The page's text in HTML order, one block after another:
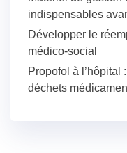
indispensables
Développer le
médico-social
Propofol à
déchets